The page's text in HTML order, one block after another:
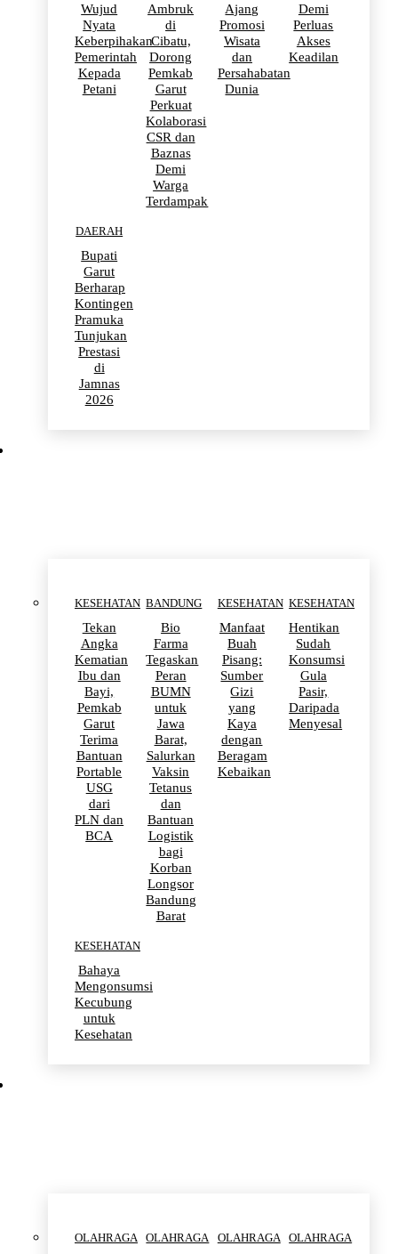
Wujud
Nyata
Keberpihakan
Pemerintah
Kepada
Petani
Ambruk
di
Cibatu,
Dorong
Pemkab
Garut
Perkuat
Kolaborasi
CSR dan
Baznas
Demi
Warga
Terdampak
Ajang
Promosi
Wisata
dan
Persahabatan
Dunia
Demi
Perluas
Akses
Keadilan
DAERAH
Bupati
Garut
Berharap
Kontingen
Pramuka
Tunjukan
Prestasi
di
Jamnas
2026
KESEHATAN
Tekan
Angka
Kematian
Ibu dan
Bayi,
Pemkab
Garut
Terima
Bantuan
Portable
USG
dari
PLN dan
BCA
BANDUNG
Bio
Farma
Tegaskan
Peran
BUMN
untuk
Jawa
Barat,
Salurkan
Vaksin
Tetanus
dan
Bantuan
Logistik
bagi
Korban
Longsor
Bandung
Barat
KESEHATAN
Manfaat
Buah
Pisang:
Sumber
Gizi
yang
Kaya
dengan
Beragam
Kebaikan
KESEHATAN
Hentikan
Sudah
Konsumsi
Gula
Pasir,
Daripada
Menyesal
KESEHATAN
Bahaya
Mengonsumsi
Kecubung
untuk
Kesehatan
OLAHRAGA OLAHRAGA OLAHRAGA OLAHRAGA